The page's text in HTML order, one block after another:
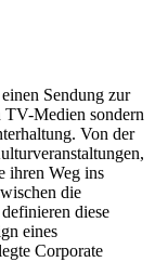
Sendung zur
TV-Medien sondern
Von der
ihren Weg ins
die
diese
eines
Corporate